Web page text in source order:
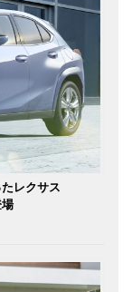
レクサス